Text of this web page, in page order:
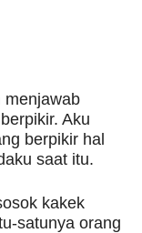
menjawab
Aku
berpikir hal
saat itu.
kakek
satunya orang